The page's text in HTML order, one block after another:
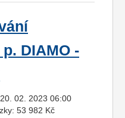
DIAMO -
02. 2023 06:00
53 982 Kč